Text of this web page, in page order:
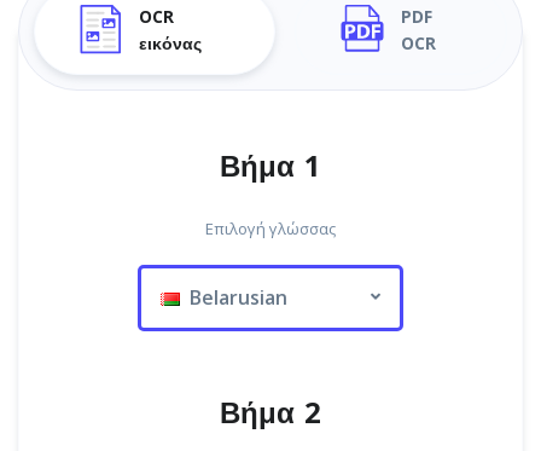
OCR
εικόνας
PDF
OCR
Βήμα 1
Επιλογή γλώσσας
Belarusian
Βήμα 2